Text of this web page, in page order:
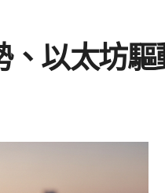
、以太坊驅